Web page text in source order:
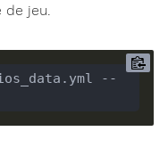
de jeu.
--